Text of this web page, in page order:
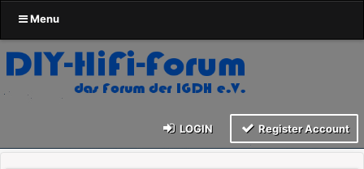
Menu
LOGIN Register Account